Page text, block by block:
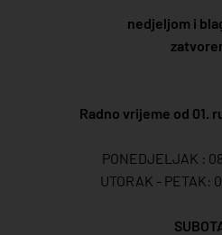
nedjeljom i
Radno vrijeme od 01.
PONEDJELJAK :
UTORAK - PETAK: